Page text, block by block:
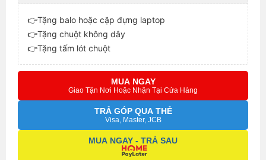
👉Tặng balo hoặc cặp đựng laptop
👉Tặng chuột không dây
👉Tặng tấm lót chuột
MUA NGAY
Giao Tận Nơi Hoặc Nhận Tại Cửa Hàng
TRẢ GÓP QUA THẺ
Visa, Master, JCB
MUA NGAY - TRẢ SAU